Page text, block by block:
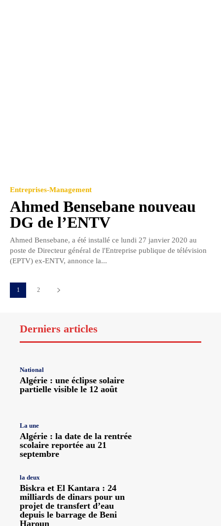
Entreprises-Management
Ahmed Bensebane nouveau
DG de l’ENTV
Ahmed Bensebane, a été installé ce lundi 27 janvier 2020 au
poste de Directeur général de l'Entreprise publique de télévision
(EPTV) ex-ENTV, annonce la...
1 2
Derniers articles
National
Algérie : une éclipse solaire
partielle visible le 12 août
La une
Algérie : la date de la rentrée
scolaire reportée au 21
septembre
la deux
Biskra et El Kantara : 24
milliards de dinars pour un
projet de transfert d’eau
depuis le barrage de Beni
Haroun